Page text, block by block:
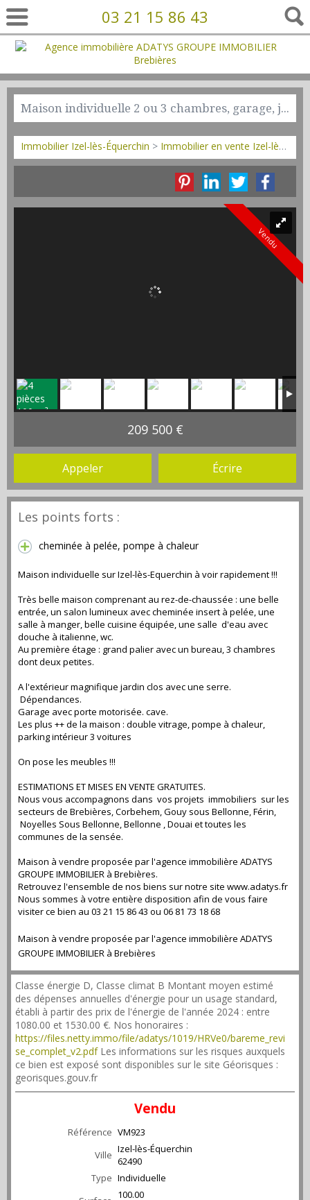
03 21 15 86 43
Maison individuelle 2 ou 3 chambres, garage, jardin
Immobilier Izel-lès-Équerchin > Immobilier en vente Izel-lès-Équerchin
Vendu
209 500 €
Appeler Écrire
Les points forts :
cheminée à pelée, pompe à chaleur
Maison individuelle sur Izel-lès-Equerchin à voir rapidement !!!
Très belle maison comprenant au rez-de-chaussée : une belle
entrée, un salon lumineux avec cheminée insert à pelée, une
salle à manger, belle cuisine équipée, une salle d'eau avec
douche à italienne, wc.
Au première étage : grand palier avec un bureau, 3 chambres
dont deux petites.
A l'extérieur magnifique jardin clos avec une serre.
Dépendances.
Garage avec porte motorisée. cave.
Les plus ++ de la maison : double vitrage, pompe à chaleur,
parking intérieur 3 voitures
On pose les meubles !!!
ESTIMATIONS ET MISES EN VENTE GRATUITES.
Nous vous accompagnons dans vos projets immobiliers sur les
secteurs de Brebières, Corbehem, Gouy sous Bellonne, Férin,
Noyelles Sous Bellonne, Bellonne , Douai et toutes les
communes de la sensée.
Maison à vendre proposée par l'agence immobilière ADATYS
GROUPE IMMOBILIER à Brebières.
Retrouvez l'ensemble de nos biens sur notre site www.adatys.fr
Nous sommes à votre entière disposition afin de vous faire
visiter ce bien au 03 21 15 86 43 ou 06 81 73 18 68
Maison à vendre proposée par l'agence immobilière ADATYS
GROUPE IMMOBILIER à Brebières
Classe énergie D, Classe climat B Montant moyen estimé
des dépenses annuelles d'énergie pour un usage standard,
établi à partir des prix de l'énergie de l'année 2024 : entre
1080.00 et 1530.00 €. Nos honoraires :
https://files.netty.immo/file/adatys/1019/HRVe0/bareme_revi
se_complet_v2.pdfLes informations sur les risques auxquels
ce bien est exposé sont disponibles sur le site Géorisques :
georisques.gouv.fr
Vendu
Référence VM923
Ville Izel-lès-Équerchin
62490
Type Individuelle
100.00